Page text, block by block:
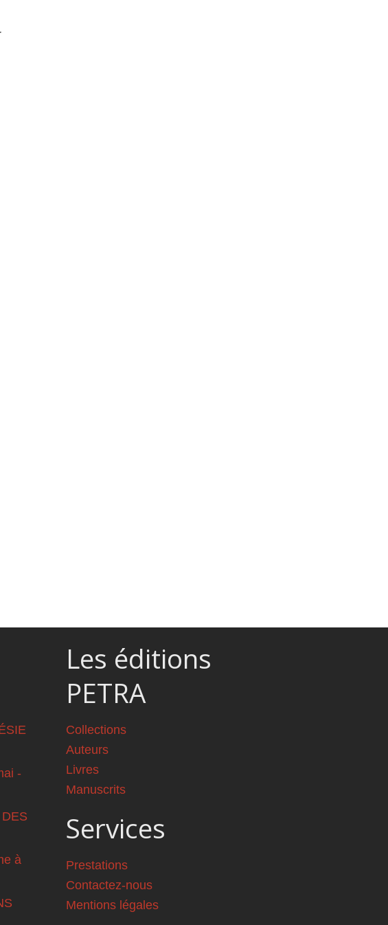
-
à
Les éditions
PETRA
Collections
Auteurs
Livres
Manuscrits
Services
Prestations
Contactez-nous
Mentions légales